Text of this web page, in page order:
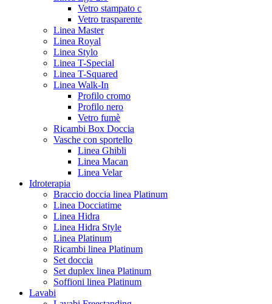
Vetro stampato c
Vetro trasparente
Linea Master
Linea Royal
Linea Stylo
Linea T-Special
Linea T-Squared
Linea Walk-In
Profilo cromo
Profilo nero
Vetro fumè
Ricambi Box Doccia
Vasche con sportello
Linea Ghibli
Linea Macan
Linea Velar
Idroterapia
Braccio doccia linea Platinum
Linea Docciatime
Linea Hidra
Linea Hidra Style
Linea Platinum
Ricambi linea Platinum
Set doccia
Set duplex linea Platinum
Soffioni linea Platinum
Lavabi